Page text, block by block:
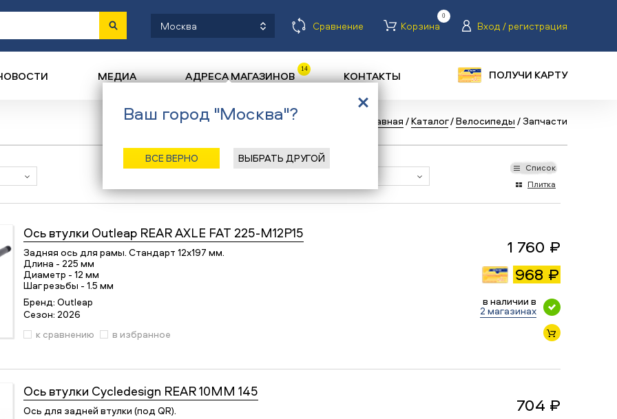
Москва Сравнение Корзина
0
Вход / регистрация
МЕДИА АДРЕСА МАГАЗИНОВ 14 КОНТАКТЫ ПОЛУЧИ КАРТУ
Главная /Каталог/Велосипеды /Запчасти
Список
Плитка
Ось втулки Outleap REAR AXLE FAT 225-M12P15
Задняя ось для рамы. Стандарт 12х197 мм.
Длина - 225 мм
Диаметр - 12 мм
Шаг резьбы - 1.5 мм
Бренд: Outleap
Сезон: 2026
1 760 ₽
968 ₽
в наличии в
2 магазинах
к сравнению
в избранное
Ось втулки Cycledesign REAR 10ММ 145
Ось для задней втулки (под QR).
704 ₽
Ваш город "Москва"?
ВСЕ ВЕРНО ВЫБРАТЬ ДРУГОЙ